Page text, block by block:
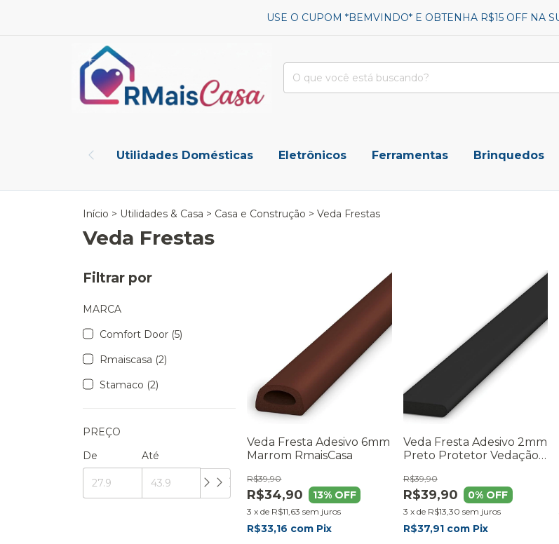
USE O CUPOM *BEMVINDO* E OBTENHA R$15 OFF NA
Utilidades Domésticas Eletrônicos Ferramentas Brinquedos
Início > Utilidades & Casa > Casa e Construção > Veda Frestas
Veda Frestas
Filtrar por
MARCA
Comfort Door (5)
Rmaiscasa (2)
Stamaco (2)
PREÇO
De
Até
Veda Fresta Adesivo 6mm
Marrom RmaisCasa
R$34,90
R$39,90
13% OFF
3 xde R$11,63 sem juros
R$33,16 com Pix
Veda Fresta Adesivo 2mm
Preto Protetor Vedação
R$39,90
R$39,90
0% OFF
3 x de R$13,30 sem juros
R$37,91 com Pix